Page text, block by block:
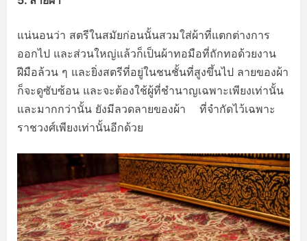
แน่นอนว่า สตรีในสมัยก่อนนั้นสวมใส่ผ้าที่แตกต่างการ
ออกไป และส่วนใหญ่แล้วก็เป็นผ้าทอมือที่ถักทอด้วยงาน
ฝีมือล้วน ๆ และยิ่งสตรีที่อยู่ในชนชั้นที่สูงขึ้นไป ลายของผ้า
ก็จะดูซับซ้อน และจะต้องใช้ผู้ที่ชำนาญเฉพาะเพียงเท่านั้น
และมากกว่านั้น ยังมีลวดลายของผ้า ที่จำกัดไว้เฉพาะ
ราชวงศ์เพียงเท่านั้นอีกด้วย